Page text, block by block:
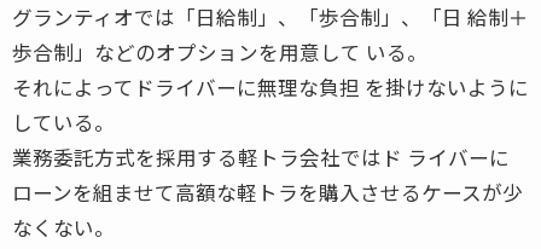
グランティオでは「日給制」、「歩合制」、「日 給制＋
歩合制」などのオプションを用意して いる。
それによってドライバーに無理な負担 を掛けないように
している。
業務委託方式を採用する軽トラ会社ではド ライバーに
ローンを組ませて高額な軽トラを購入させるケースが少
なくない。